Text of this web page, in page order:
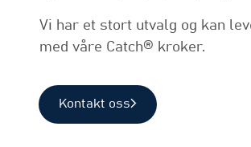
Vi har et stort utvalg og kan
med våre Catch® kroker.
Kontakt oss